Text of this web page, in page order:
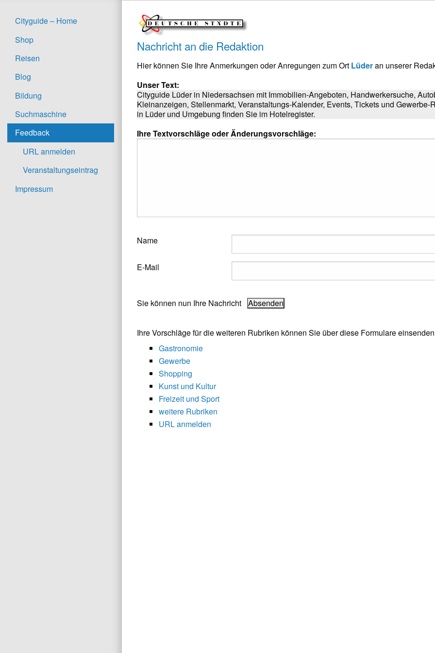
Cityguide – Home
Shop
Reisen
Blog
Bildung
Suchmaschine
Feedback
URL anmelden
Veranstaltungseintrag
Impressum
Nachricht an die Redaktion
Hier können Sie Ihre Anmerkungen oder Anregungen zum Ort Lüderan unserer
Unser Text:
Cityguide Lüder in Niedersachsen mit Immobilien-Angeboten, Handwerkersuche,
Kleinanzeigen, Stellenmarkt, Veranstaltungs-Kalender, Events, Tickets und Gewerbe-
in Lüder und Umgebung finden Sie im Hotelregister.
Ihre Textvorschläge oder Änderungsvorschläge:
Name
E-Mail
Sie können nun Ihre Nachricht
Ihre Vorschläge für die weiteren Rubriken können Sie über diese Formulare
Gastronomie
Gewerbe
Shopping
Kunst und Kultur
Freizeit und Sport
weitere Rubriken
URL anmelden